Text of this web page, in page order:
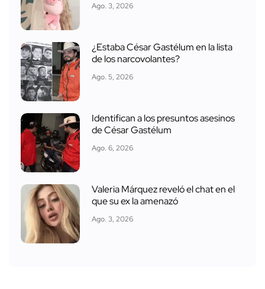
Ago. 3, 2026
¿Estaba César Gastélum en la lista
de los narcovolantes?
Ago. 5, 2026
Identifican a los presuntos asesinos
de César Gastélum
Ago. 6, 2026
Valeria Márquez reveló el chat en el
que su ex la amenazó
Ago. 3, 2026